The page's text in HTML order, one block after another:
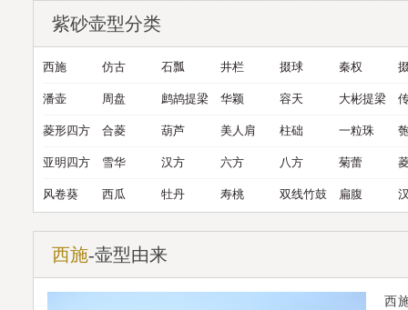
紫砂壶型分类
西施 仿古 石瓢 井栏 掇球 秦权
潘壶 周盘 鹧鸪提梁 华颖 容天 大彬提梁
菱形四方 合菱 葫芦 美人肩 柱础 一粒珠
亚明四方 雪华 汉方 六方 八方 菊蕾
风卷葵 西瓜 牡丹 寿桃 双线竹鼓 扁腹
西施-壶型由来
西